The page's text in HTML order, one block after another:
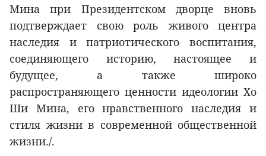
Мина при Президентском дворце вновь
подтверждает свою роль живого центра
наследия и патриотического воспитания,
соединяющего историю, настоящее и
будущее, а также широко
распространяющего ценности идеологии Хо
Ши Мина, его нравственного наследия и
стиля жизни в современной общественной
жизни./.